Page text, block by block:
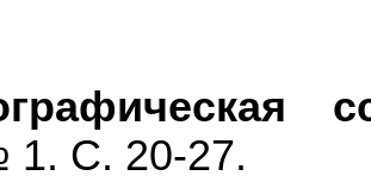
1. С. 20-27.